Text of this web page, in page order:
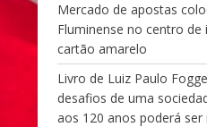
Mercado de apostas
Fluminense no centro de
cartão amarelo
Livro de Luiz Paulo
desafios de uma
aos 120 anos poderá ser